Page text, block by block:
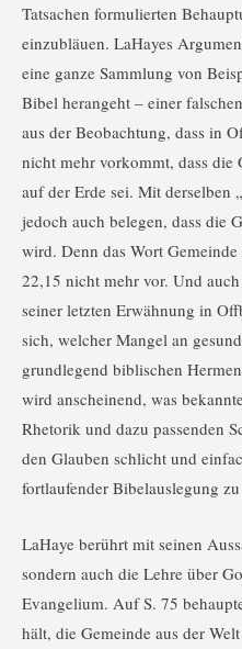
Tatsachen formulierten
einzubläuen. LaHayes
eine ganze Sammlung von
Bibel herangeht – einer
aus der Beobachtung, dass in
nicht mehr vorkommt, dass die
auf der Erde sei. Mit derselben
jedoch auch belegen, dass die
wird. Denn das Wort
22,15 nicht mehr vor. Und
seiner letzten Erwähnung in
sich, welcher Mangel an
grundlegend biblischen
wird anscheinend, was
Rhetorik und dazu passenden
den Glauben schlicht und
fortlaufender Bibelauslegung
LaHaye berührt mit seinen
sondern auch die Lehre über
Evangelium. Auf S. 75
hält, die Gemeinde aus der